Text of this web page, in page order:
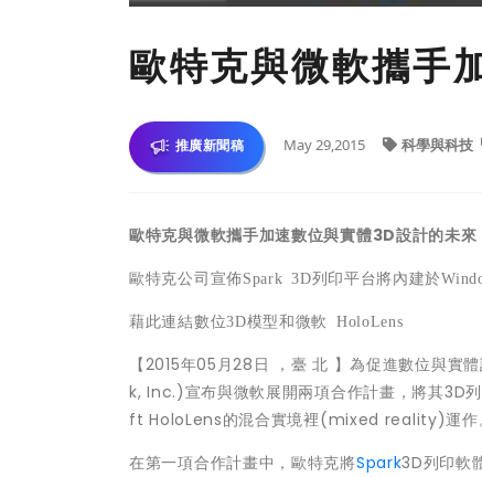
歐特克與微軟攜手
推廣新聞稿 May 29,2015 科學與科技
歐特克與微軟攜手加速數位與實體3D設計的未來
歐特克公司宣佈Spark 3D列印平台將內建於
藉此連結數位3D模型和微軟 HoloLens
【2015年05月28日 ，臺 北 】為促進數位與
k, Inc.)宣布與微軟展開兩項合作計畫，將其3D
ft HoloLens的混合實境裡(mixed reality)運作
在第一項合作計畫中，歐特克將Spark3D列印軟